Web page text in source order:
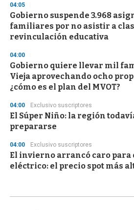
04:05
Gobierno suspende 3.968
familiares por no asistir a
revinculación educativa
04:00
Gobierno quiere llevar mil
Vieja aprovechando ocho
¿cómo es el plan del MVOT?
04:00 Exclusivo suscriptores
El Súper Niño: la región
prepararse
04:00 Exclusivo suscriptores
El invierno arrancó caro para
eléctrico: el precio spot más